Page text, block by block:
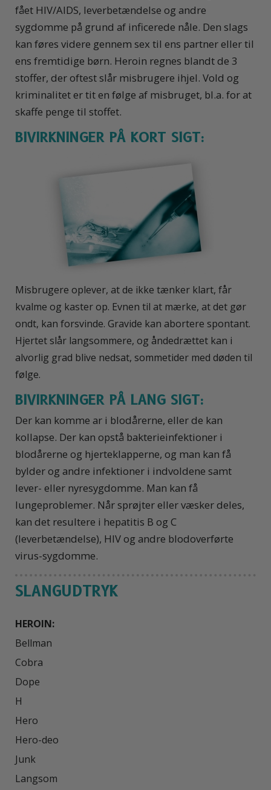
fået HIV/AIDS, leverbetændelse og andre
sygdomme på grund af inficerede nåle. Den slags
kan føres videre gennem sex til ens partner eller til
ens fremtidige børn. Heroin regnes blandt de 3
stoffer, der oftest slår misbrugere ihjel. Vold og
kriminalitet er tit en følge af misbruget, bl.a. for at
skaffe penge til stoffet.
BIVIRKNINGER PÅ KORT SIGT:
Misbrugere oplever, at de ikke tænker klart, får
kvalme og kaster op. Evnen til at mærke, at det gør
ondt, kan forsvinde. Gravide kan abortere spontant.
Hjertet slår langsommere, og åndedrættet kan i
alvorlig grad blive nedsat, sommetider med døden til
følge.
BIVIRKNINGER PÅ LANG SIGT:
Der kan komme ar i blodårerne, eller de kan
kollapse. Der kan opstå bakterieinfektioner i
blodårerne og hjerteklapperne, og man kan få
bylder og andre infektioner i indvoldene samt
lever- eller nyresygdomme. Man kan få
lungeproblemer. Når sprøjter eller væsker deles,
kan det resultere i hepatitis B og C
(leverbetændelse), HIV og andre blodoverførte
virus-sygdomme.
SLANGUDTRYK
HEROIN:
Bellman
Cobra
Dope
H
Hero
Hero-deo
Junk
Langsom